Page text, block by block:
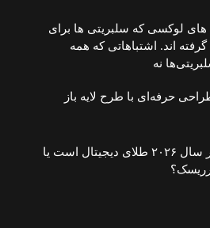
های لوکسی که سلبریتی ها برای
اند. اشتباهاتی که همه
نه
حرفه‌ای با طرح لایه باز
بیت کوین در سال ۲۰۲۶ طلای دیجیتال است یا